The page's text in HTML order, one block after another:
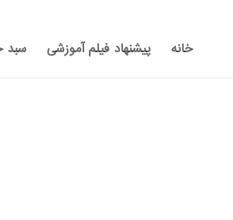
خانه پیشنهاد فیلم آموزشی سبد